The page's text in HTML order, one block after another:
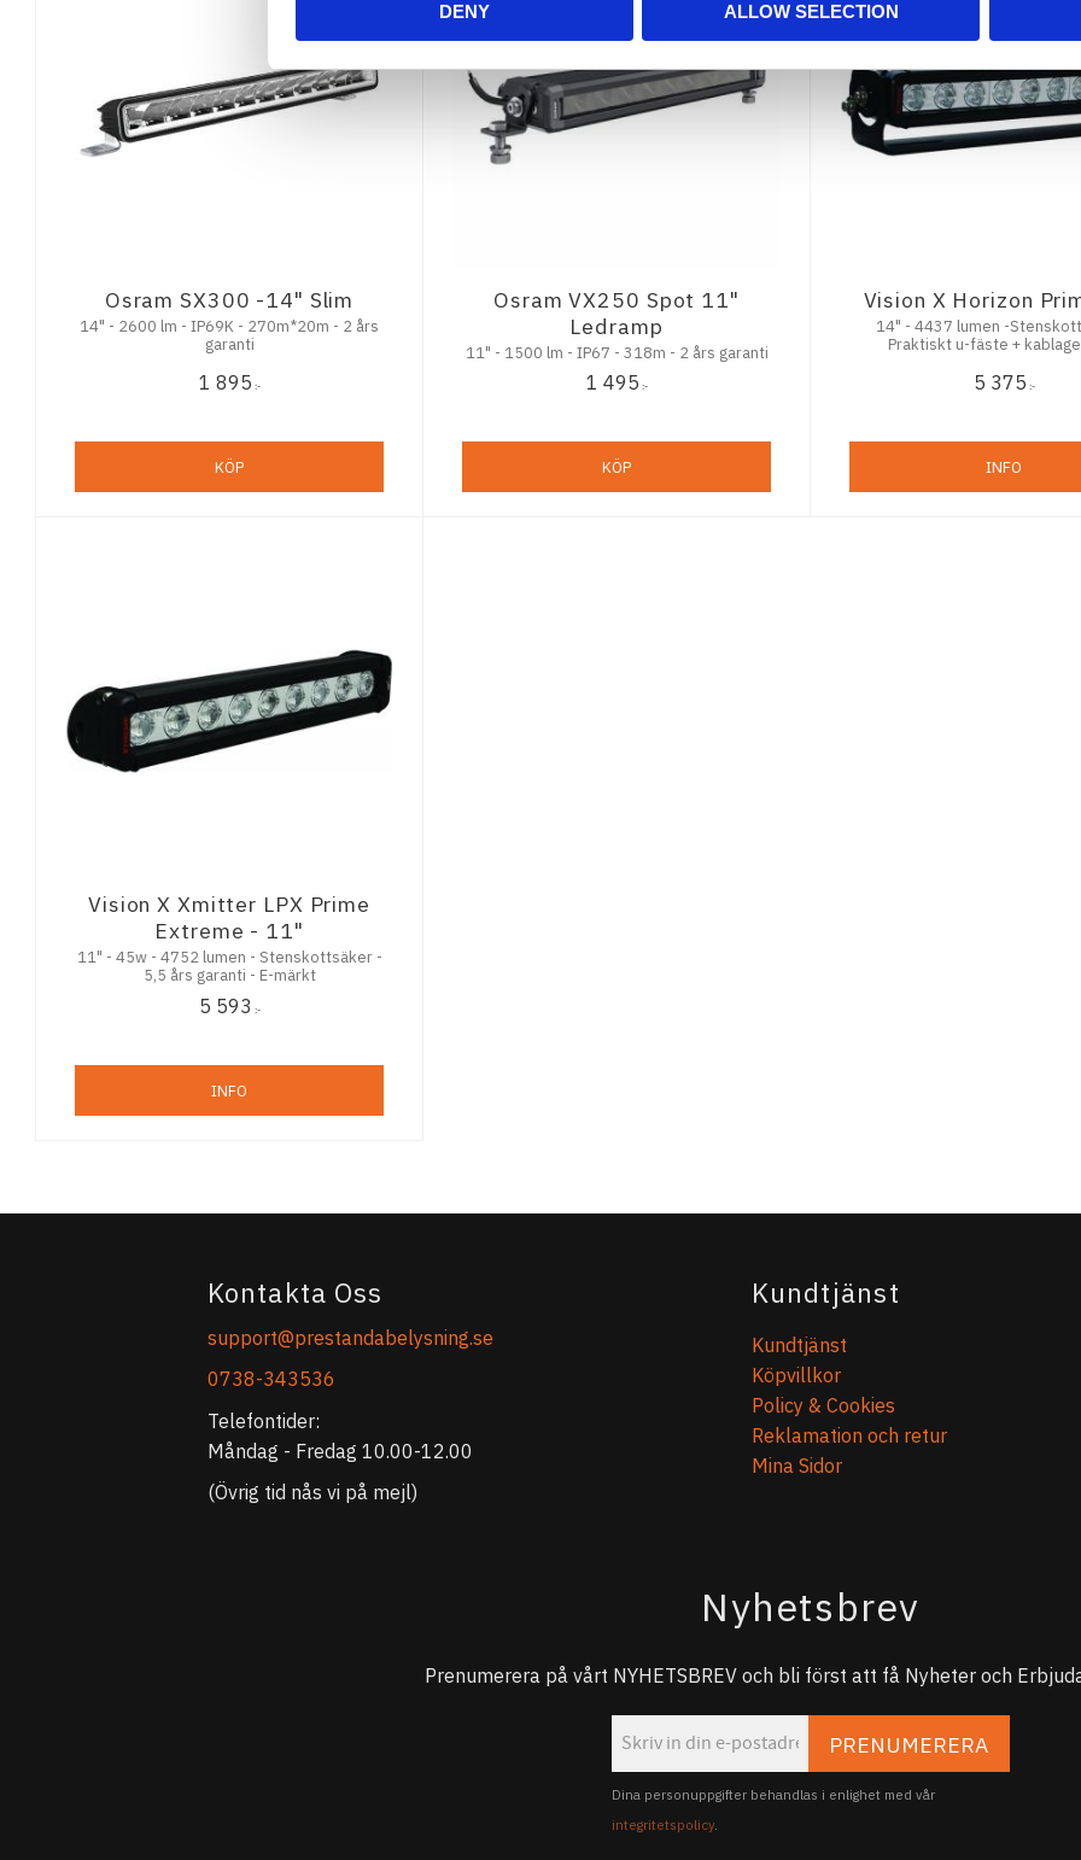
DENY ALLOW SELECTION
Osram SX300 -14" Slim
14" - 2600 lm - IP69K - 270m*20m - 2 års
garanti
1 895 :-
KÖP
Osram VX250 Spot 11"
Ledramp
11" - 1500 lm - IP67 - 318m - 2 års garanti
1 495 :-
KÖP
Vision X Horizon
14" - 4437 lumen -
Praktiskt u-fäste +
5 375 :-
INFO
Vision X Xmitter LPX Prime
Extreme - 11"
11" - 45w - 4752 lumen - Stenskottsäker -
5,5 års garanti - E-märkt
5 593 :-
INFO
Kontakta Oss
support@prestandabelysning.se
0738-343536
Telefontider:
Måndag - Fredag 10.00-12.00
(Övrig tid nås vi på mejl)
Kundtjänst
Kundtjänst
Köpvillkor
Policy & Cookies
Reklamation och retur
Mina Sidor
Nyhetsbrev
Prenumerera på vårt NYHETSBREV och bli först att få Nyheter och
PRENUMERERA
Dina personuppgifter behandlas i enlighet med vår
integritetspolicy.